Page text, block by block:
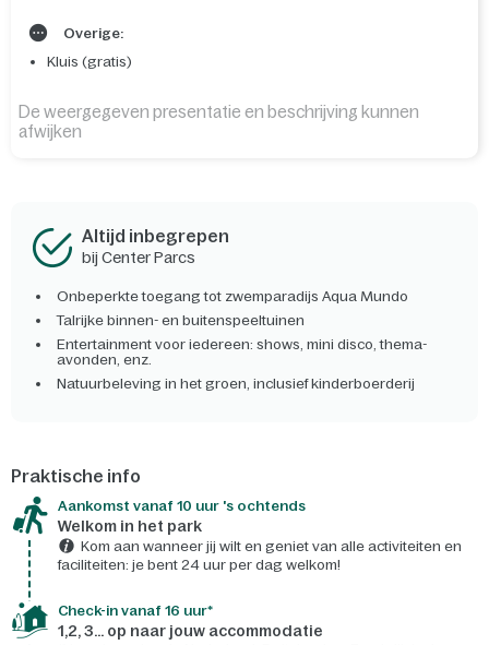
Overige:
Kluis (gratis)
De weergegeven presentatie en beschrijving kunnen
afwijken
Altijd inbegrepen
bij Center Parcs
Onbeperkte toegang tot zwemparadijs Aqua Mundo
Talrijke binnen- en buitenspeeltuinen
Entertainment voor iedereen: shows, mini disco, thema-
avonden, enz.
Natuurbeleving in het groen, inclusief kinderboerderij
Praktische info
Aankomst vanaf 10 uur 's ochtends
Welkom in het park
Kom aan wanneer jij wilt en geniet van alle activiteiten en
faciliteiten: je bent 24 uur per dag welkom!
Check-in vanaf 16 uur*
1,2, 3... op naar jouw accommodatie